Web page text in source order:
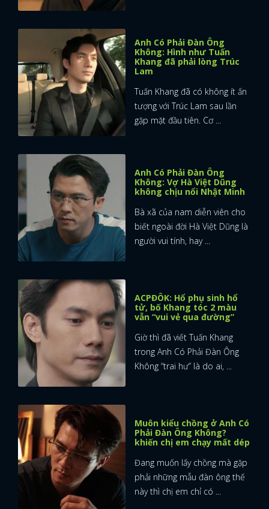
Anh Có Phải Đàn Ông
Không: Hình như Tuấn
Khang đã phải lòng Trúc
Lam
Tuấn Khang đã có không ít ấn
tượng với Trúc Lam sau lần
gặp mặt đầu tiên. Cơ ...
Anh Có Phải Đàn Ông
Không: Vợ Hà Việt Dũng
không chịu nổi Nhật Minh
Bà xã của nam diễn viên cho
biết ngoài đời Hà Việt Dũng là
người vui tính, hay ...
ACPĐÔK: Hổ phụ sinh hổ
tử, bố Khang tóc 2 màu
vẫn “vui vẻ qua đường”
Giờ thì đã viết Tuấn Khang
trong Anh Có Phải Đàn Ông
Không “trai hư” là do ai, ...
Muôn kiểu chồng ở Anh Có
Phải Đàn Ông Không?
khiến chị em chạy mất dép
Đang muốn lấy chồng mà gặp
phải những mẫu đàn ông thế
này thì chị em chỉ có ...